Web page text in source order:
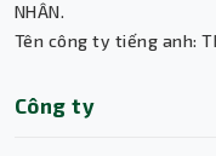
NHÂN.
Tên công ty tiếng anh:
Công ty
Trợ lý AI